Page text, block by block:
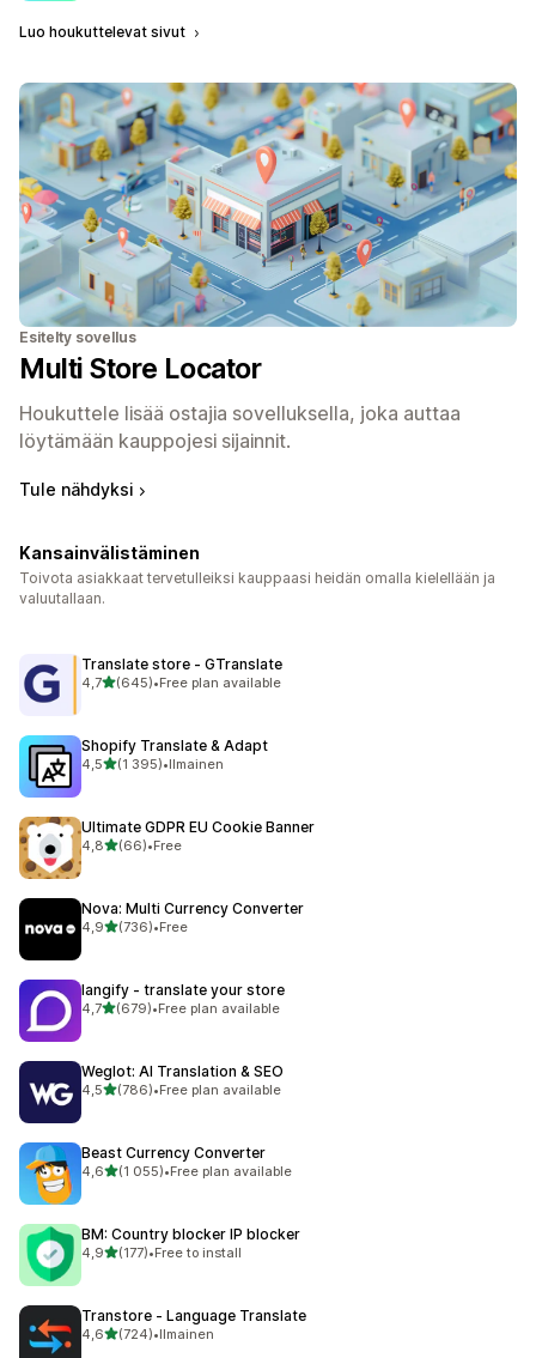
Luo houkuttelevat sivut
Esitelty sovellus
Multi Store Locator
Houkuttele lisää ostajia sovelluksella, joka auttaa
löytämään kauppojesi sijainnit.
Tule nähdyksi
Kansainvälistäminen
Toivota asiakkaat tervetulleiksi kauppaasi heidän omalla kielellään ja
valuutallaan.
Translate store ‑ GTranslate
4,7/ 5 tähteä
(645)
645 arvostelua yhteensä
•Free plan available
Shopify Translate & Adapt
4,5/ 5 tähteä
(1 395)
1395 arvostelua yhteensä
•Ilmainen
Ultimate GDPR EU Cookie Banner
4,8/ 5 tähteä
(66)
66 arvostelua yhteensä
•Free
Nova: Multi Currency Converter
4,9/ 5 tähteä
(736)
736 arvostelua yhteensä
•Free
langify ‑ translate your store
4,7/ 5 tähteä
(679)
679 arvostelua yhteensä
•Free plan available
Weglot: AI Translation & SEO
4,5/ 5 tähteä
(786)
786 arvostelua yhteensä
•Free plan available
Beast Currency Converter
4,6/ 5 tähteä
(1 055)
1055 arvostelua yhteensä
•Free plan available
BM: Country blocker IP blocker
4,9/ 5 tähteä
(177)
177 arvostelua yhteensä
•Free to install
Transtore ‑ Language Translate
4,6/ 5 tähteä
(724)
724 arvostelua yhteensä
•Ilmainen